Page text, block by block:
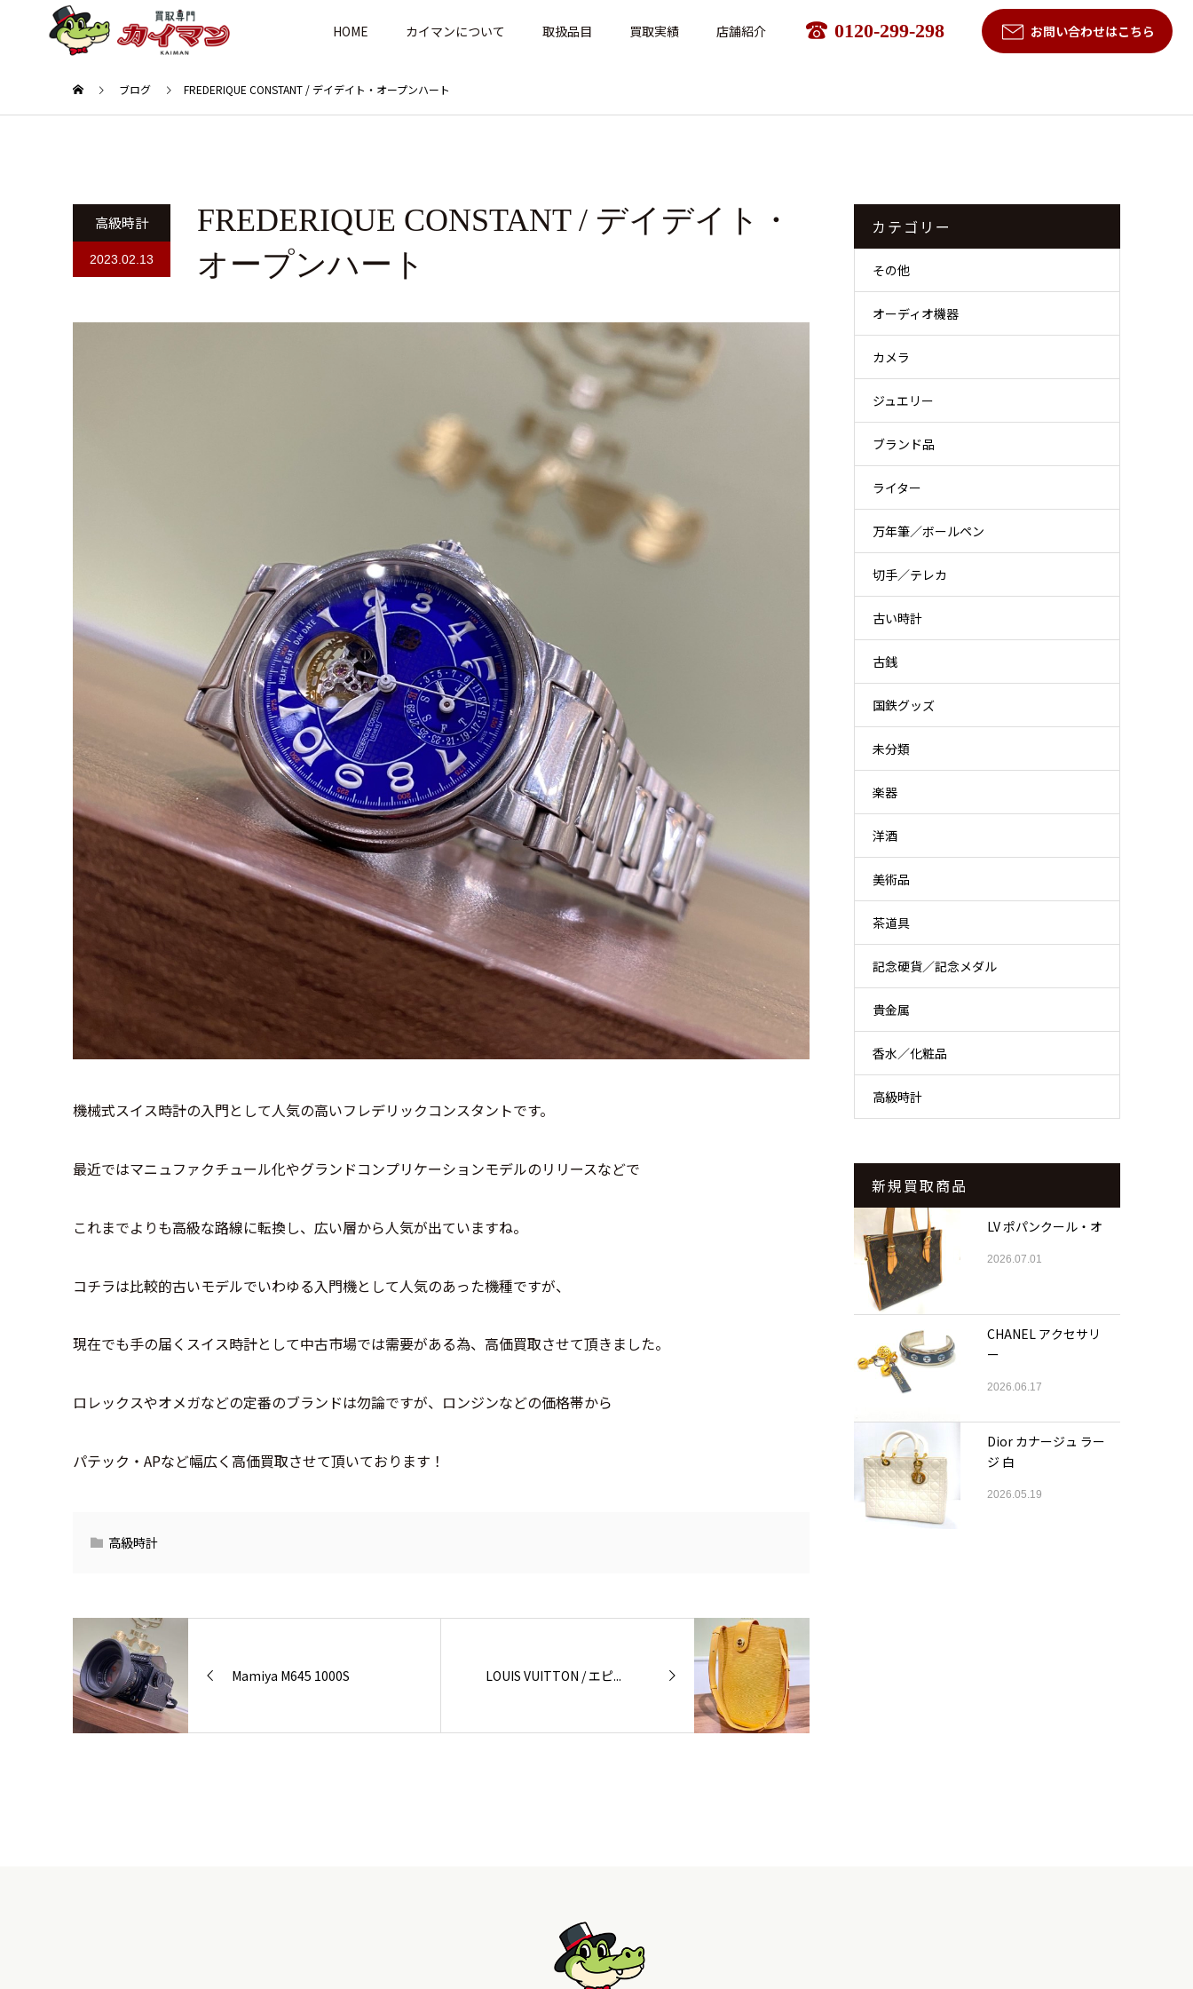
HOME カイマンについて 取扱品目 買取実績 店舗紹介 0120-299-298 お問い合わせはこちら
ブログ FREDERIQUE CONSTANT / デイデイト・オープンハート
高級時計
2023.02.13
FREDERIQUE CONSTANT / デイデイト・
オープンハート
機械式スイス時計の入門として人気の高いフレデリックコンスタントです。
最近ではマニュファクチュール化やグランドコンプリケーションモデルのリリースなどで
これまでよりも高級な路線に転換し、広い層から人気が出ていますね。
コチラは比較的古いモデルでいわゆる入門機として人気のあった機種ですが、
現在でも手の届くスイス時計として中古市場では需要がある為、高価買取させて頂きました。
ロレックスやオメガなどの定番のブランドは勿論ですが、ロンジンなどの価格帯から
パテック・APなど幅広く高価買取させて頂いております！
高級時計
Mamiya M645 1000S LOUIS VUITTON / エピ...
カテゴリー
その他
オーディオ機器
カメラ
ジュエリー
ブランド品
ライター
万年筆／ボールペン
切手／テレカ
古い時計
古銭
国鉄グッズ
未分類
楽器
洋酒
美術品
茶道具
記念硬貨／記念メダル
貴金属
香水／化粧品
高級時計
新規買取商品
LV ポパンクール・オ
2026.07.01
CHANEL アクセサリ
ー
2026.06.17
Dior カナージュ ラー
ジ 白
2026.05.19